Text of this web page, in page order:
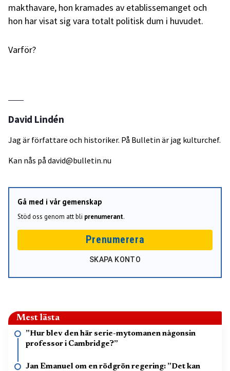
makthavare, hon kramades av etablissemanget och
hon har visat sig vara totalt politisk dum i huvudet.
Varför?
David Lindén
Jag är författare och historiker. På Bulletin är jag kulturchef.
Kan nås på david@bulletin.nu
Gå med i vår gemenskap
Stöd oss genom att bli prenumerant.
Prenumerera
SKAPA KONTO
Mest lästa
”Hur blev den här serie-mytomanen någonsin
professor i Cambridge?”
Jan Emanuel om en rödgrön regering: ”Det kan